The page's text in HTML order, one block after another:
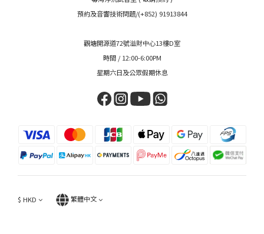
預約及音響技術問題/(+852) 91913844
觀塘開源道72號溢財中心13樓D室
時間 / 12:00-6:00PM
星期六日及公眾假期休息
$ HKD 繁體中文